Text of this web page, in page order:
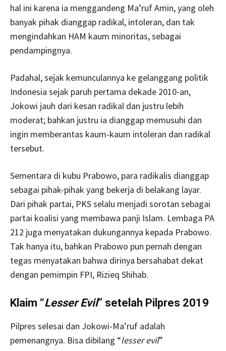
hal ini karena ia menggandeng Ma’ruf Amin, yang oleh
banyak pihak dianggap radikal, intoleran, dan tak
mengindahkan HAM kaum minoritas, sebagai
pendampingnya.
Padahal, sejak kemunculannya ke gelanggang politik
Indonesia sejak paruh pertama dekade 2010-an,
Jokowi jauh dari kesan radikal dan justru lebih
moderat; bahkan justru ia dianggap memusuhi dan
ingin memberantas kaum-kaum intoleran dan radikal
tersebut.
Sementara di kubu Prabowo, para radikalis dianggap
sebagai pihak-pihak yang bekerja di belakang layar.
Dari pihak partai, PKS selalu menjadi sorotan sebagai
partai koalisi yang membawa panji Islam. Lembaga PA
212 juga menyatakan dukungannya kepada Prabowo.
Tak hanya itu, bahkan Prabowo pun pernah dengan
tegas menyatakan bahwa dirinya bersahabat dekat
dengan pemimpin FPI, Rizieq Shihab.
Klaim “Lesser Evil” setelah Pilpres 2019
Pilpres selesai dan Jokowi-Ma’ruf adalah
pemenangnya. Bisa dibilang “lesser evil”